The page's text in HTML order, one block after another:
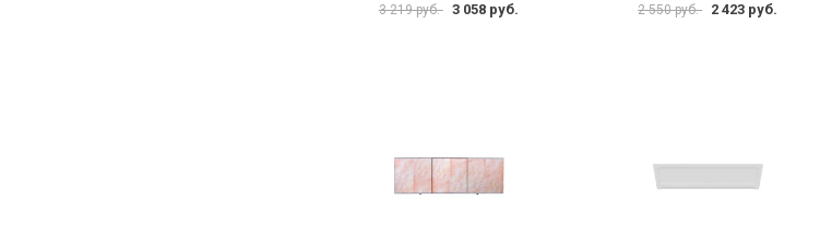
3 219 руб. 3 058 руб. 2 550 руб. 2 423 руб.